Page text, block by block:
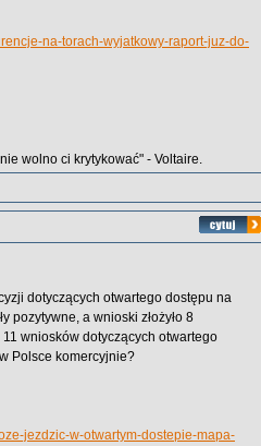
na-torach-wyjatkowy-raport-juz-do-
wolno ci krytykować" - Voltaire.
dotyczących otwartego dostępu na
pozytywne, a wnioski złożyło 8
wniosków dotyczących otwartego
Polsce komercyjnie?
jezdzic-w-otwartym-dostepie-mapa-